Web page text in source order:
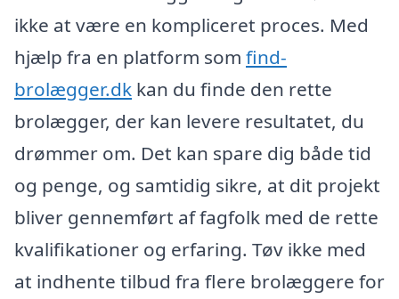
ikke at være en kompliceret proces. Med
hjælp fra en platform som find-
brolægger.dk kan du finde den rette
brolægger, der kan levere resultatet, du
drømmer om. Det kan spare dig både tid
og penge, og samtidig sikre, at dit projekt
bliver gennemført af fagfolk med de rette
kvalifikationer og erfaring. Tøv ikke med
at indhente tilbud fra flere brolæggere for